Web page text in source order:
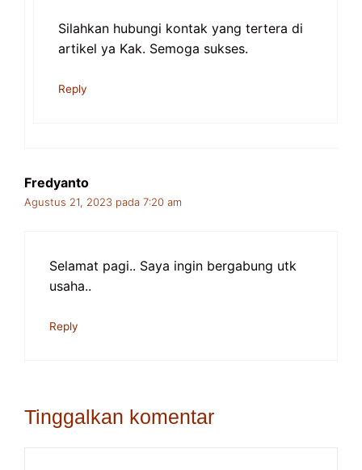
Silahkan hubungi kontak yang tertera di
artikel ya Kak. Semoga sukses.
Reply
Fredyanto
Agustus 21, 2023 pada 7:20 am
Selamat pagi.. Saya ingin bergabung utk
usaha..
Reply
Tinggalkan komentar